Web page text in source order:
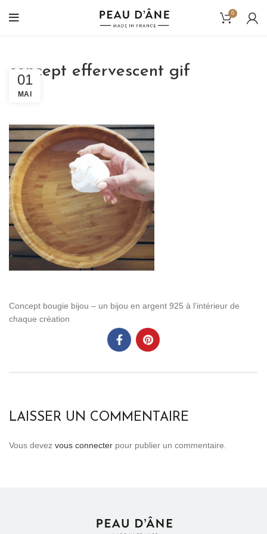
0
concept effervescent gif
01
MAI
Concept bougie bijou – un bijou en argent 925 à l’intérieur de
chaque création
LAISSER UN COMMENTAIRE
Vous devez vous connecter pour publier un commentaire.